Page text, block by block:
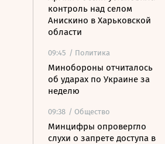
контроль над селом
Анискино в Харьковской
области
09:45 / Политика
Минобороны отчиталось
об ударах по Украине за
неделю
09:38 / Общество
Минцифры опровергло
слухи о запрете доступа в